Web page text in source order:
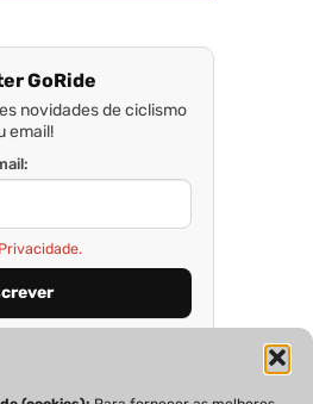
GoRide
novidades de ciclismo
email!